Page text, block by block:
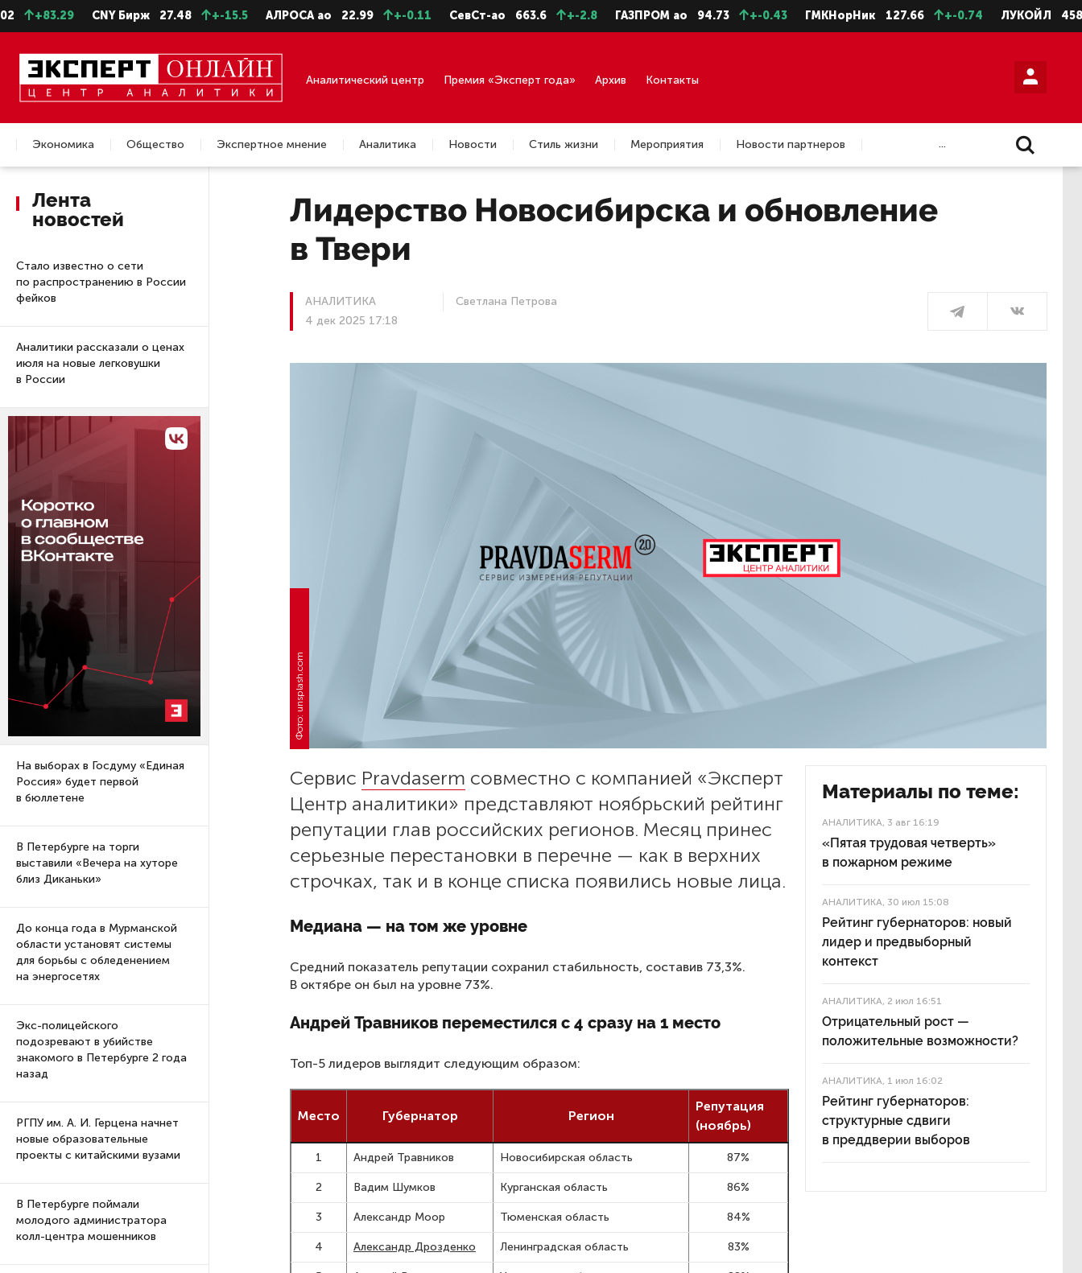
CNY Бирж 27.48 +-15.5 АЛРОСА ао 22.99 +-0.11 СевСт-ао 663.6 +-2.8 ГАЗПРОМ ао 94.73 +-0.43 ГМКНорНик 127.66 +-0.74 ЛУКОЙЛ 4588.5
Аналитический центр Премия «Эксперт года» Архив Контакты
Экономика Общество Экспертное мнение Аналитика Новости Стиль жизни Мероприятия
Новости партнеров
Недвижимость
...
Лента
новостей
Стало известно о сети
по распространению в России
фейков
Аналитики рассказали о ценах
июля на новые легковушки
в России
На выборах в Госдуму «Единая
Россия» будет первой
в бюллетене
В Петербурге на торги
выставили «Вечера на хуторе
близ Диканьки»
До конца года в Мурманской
области установят системы
для борьбы с обледенением
на энергосетях
Экс-полицейского
подозревают в убийстве
знакомого в Петербурге 2 года
назад
РГПУ им. А. И. Герцена начнет
новые образовательные
проекты с китайскими вузами
В Петербурге поймали
молодого администратора
колл-центра мошенников
Лидерство Новосибирска и обновление
в Твери
АНАЛИТИКА
4 дек 2025 17:18
Светлана Петрова
Фото: unsplash.com
Сервис Pravdaserm совместно с компанией «Эксперт
Центр аналитики» представляют ноябрьский рейтинг
репутации глав российских регионов. Месяц принес
серьезные перестановки в перечне — как в верхних
строчках, так и в конце списка появились новые лица.
Медиана — на том же уровне
Средний показатель репутации сохранил стабильность, составив 73,3%.
В октябре он был на уровне 73%.
Андрей Травников переместился с 4 сразу на 1 место
Топ-5 лидеров выглядит следующим образом:
Место Губернатор Регион
Репутация
(ноябрь)
1 Андрей Травников Новосибирская область 87%
2 Вадим Шумков Курганская область 86%
3 Александр Моор Тюменская область 84%
4 Александр Дрозденко Ленинградская область 83%
Материалы по теме:
АНАЛИТИКА, 3 авг 16:19
«Пятая трудовая четверть»
в пожарном режиме
АНАЛИТИКА, 30 июл 15:08
Рейтинг губернаторов: новый
лидер и предвыборный
контекст
АНАЛИТИКА, 2 июл 16:51
Отрицательный рост —
положительные возможности?
АНАЛИТИКА, 1 июл 16:02
Рейтинг губернаторов:
структурные сдвиги
в преддверии выборов